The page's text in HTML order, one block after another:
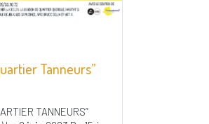
Tanneurs”
TANNEURS”